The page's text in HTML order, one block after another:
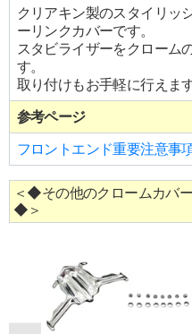
クリアキン製のスタイリッ
ーリンクカバーです。
スタビライザーをクローム
す。
取り付けもお手軽に行えます
参考ページ
フロントエンド重要注意事
＜◆その他のクロームカバ
◆＞